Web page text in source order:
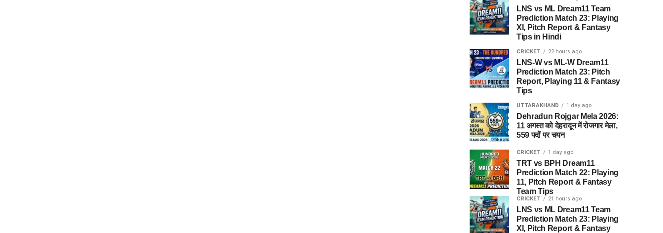
LNS vs ML Dream11 Team
Prediction Match 23: Playing
XI, Pitch Report & Fantasy
Tips in Hindi
CRICKET 22 hours ago
LNS-W vs ML-W Dream11
Prediction Match 23: Pitch
Report, Playing 11 & Fantasy
Tips
UTTARAKHAND 1 day ago
Dehradun Rojgar Mela 2026:
11 अगस्त को देहरादून में रोजगार मेला,
559 पदों पर चयन
CRICKET 1 day ago
TRT vs BPH Dream11
Prediction Match 22: Playing
11, Pitch Report & Fantasy
Team Tips
CRICKET 21 hours ago
LNS vs ML Dream11 Team
Prediction Match 23: Playing
XI, Pitch Report & Fantasy